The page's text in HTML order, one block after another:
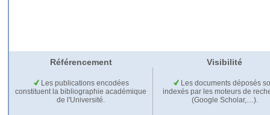
Référencement Visibilité
Les publications encodées
constituent la bibliographie académique
de l'Université.
Les documents déposés
indexés par les moteurs de
(Google Scholar,…).